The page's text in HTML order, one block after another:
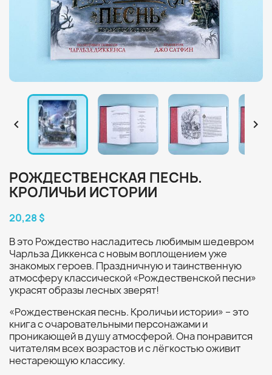
 
РОЖДЕСТВЕНСКАЯ ПЕСНЬ.
КРОЛИЧЬИ ИСТОРИИ
20,28 $
В это Рождество насладитесь любимым шедевром
Чарльза Диккенса с новым воплощением уже
знакомых героев. Праздничную и таинственную
атмосферу классической «Рождественской песни»
украсят образы лесных зверят!
«Рождественская песнь. Кроличьи истории» – это
книга с очаровательными персонажами и
проникающей в душу атмосферой. Она понравится
читателям всех возрастов и с лёгкостью оживит
нестареющую классику.